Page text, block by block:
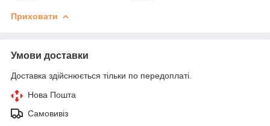
Приховати
Умови доставки
Доставка здійснюється тільки по передоплаті.
Нова Пошта
Самовивіз